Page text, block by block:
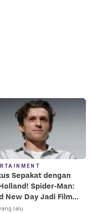
Sepakat dengan
Spider-Man:
New Day Jadi Film
Era MCU
lalu